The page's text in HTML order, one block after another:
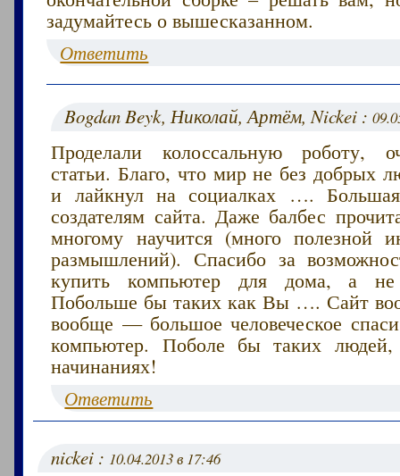
задумайтесь о вышесказанном.
Ответить
Bogdan Beyk, Николай, Артём, Nickei :
Проделали колоссальную роботу,
статьи. Благо, что мир не без добрых
и лайкнул на социалках …. Большая
создателям сайта. Даже балбес
многому научится (много полезной
размышлений). Спасибо за
купить компьютер для дома, а
Побольше бы таких как Вы …. Сайт
вообще — большое человеческое
компьютер. Поболе бы таких людей,
начинаниях!
Ответить
nickei : 10.04.2013 в 17:46